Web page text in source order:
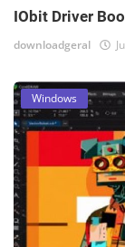
IObit Driver
downloadgeral
Windows